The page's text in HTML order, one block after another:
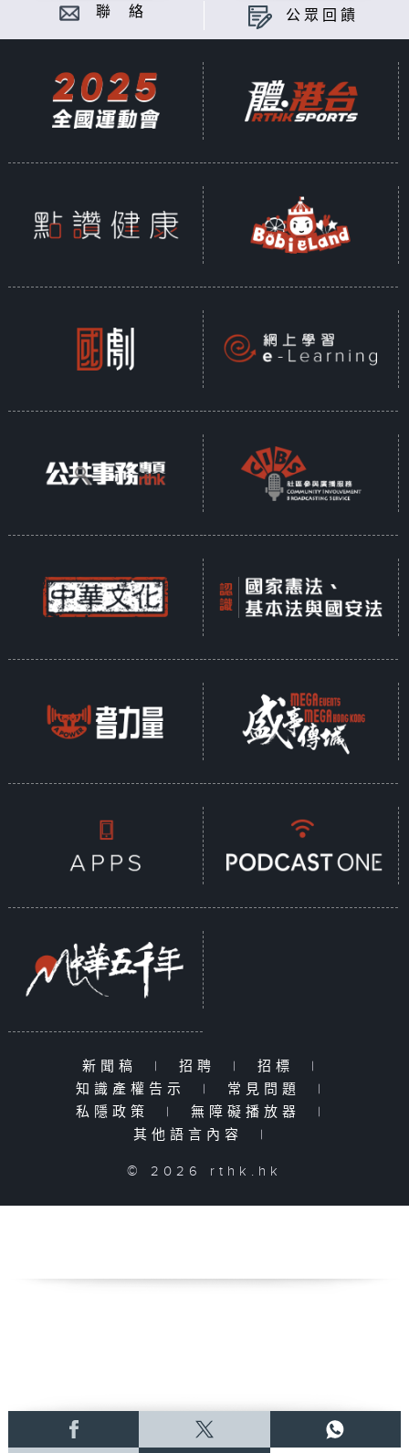
聯 絡 公眾回饋
新聞稿 | 招聘 | 招標
|
知識產權告示
| 常見問題
|
私隱政策
| 無障礙播放器
|
其他語言內容
|
© 2026 rthk.hk